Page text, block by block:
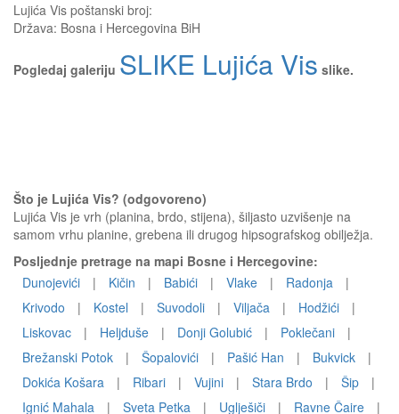
Lujića Vis poštanski broj:
Država: Bosna i Hercegovina BiH
Pogledaj galeriju SLIKE Lujića Vis slike.
Što je Lujića Vis? (odgovoreno)
Lujića Vis je vrh (planina, brdo, stijena), šiljasto uzvišenje na
samom vrhu planine, grebena ili drugog hipsografskog obilježja.
Posljednje pretrage na mapi Bosne i Hercegovine:
Dunojevići
| Kičin | Babići | Vlake | Radonja
|
Krivodo
| Kostel | Suvodoli | Viljača | Hodžići
|
Liskovac
| Heljduše | Donji Golubić | Poklečani
|
Brežanski Potok
| Šopalovići | Pašić Han | Bukvick
|
Dokića Košara
| Ribari | Vujini | Stara Brdo | Šip
|
Ignić Mahala
| Sveta Petka | Uglješiči | Ravne Čaire |